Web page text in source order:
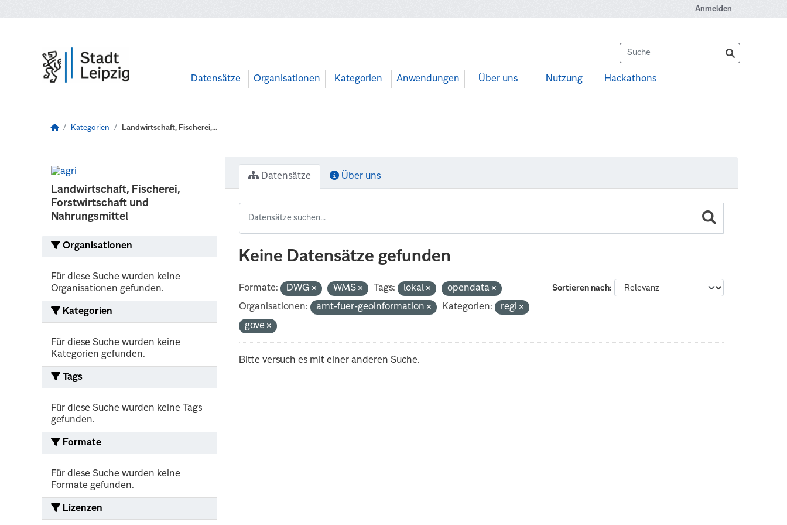
Anmelden
Datensätze Organisationen Kategorien Anwendungen Über uns Nutzung Hackathons
Kategorien Landwirtschaft, Fischerei,...
Landwirtschaft, Fischerei,
Forstwirtschaft und
Nahrungsmittel
Organisationen
Für diese Suche wurden keine
Organisationen gefunden.
Kategorien
Für diese Suche wurden keine
Kategorien gefunden.
Tags
Für diese Suche wurden keine Tags
gefunden.
Formate
Für diese Suche wurden keine
Formate gefunden.
Lizenzen
Datensätze Über uns
Keine Datensätze gefunden
Sortieren nach
Formate: DWG WMS Tags: lokal
opendata
Organisationen:
amt-fuer-geoinformation Kategorien:
regi
gove
Bitte versuch es mit einer anderen Suche.